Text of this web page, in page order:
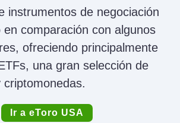
instrumentos de negociación
en comparación con algunos
ofreciendo principalmente
una gran selección de
criptomonedas.
Ir a eToro USA